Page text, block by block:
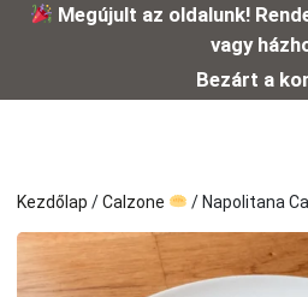
Kilépés Megújult az oldalunk!
vagy
Bezárt a
Kezdőlap /Calzone / Napolitana